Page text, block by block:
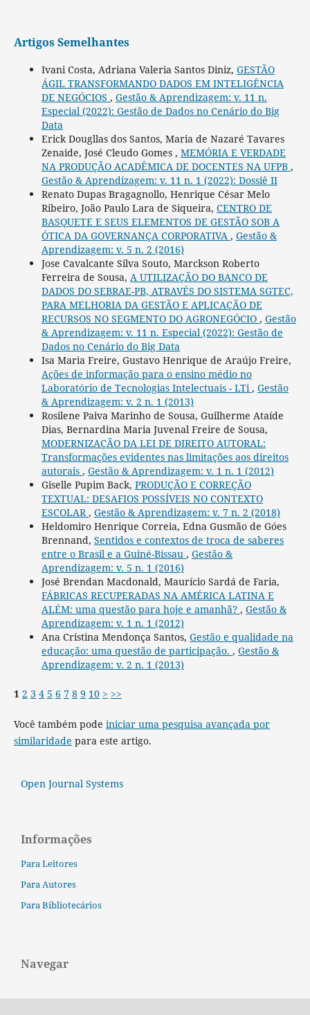
Artigos Semelhantes
Ivani Costa, Adriana Valeria Santos Diniz, GESTÃO
ÁGIL TRANSFORMANDO DADOS EM INTELIGÊNCIA
DE NEGÓCIOS , Gestão & Aprendizagem: v. 11 n.
Especial (2022): Gestão de Dados no Cenário do Big
Data
Erick Dougllas dos Santos, Maria de Nazaré Tavares
Zenaide, José Cleudo Gomes , MEMÓRIA E VERDADE
NA PRODUÇÃO ACADÊMICA DE DOCENTES NA UFPB ,
Gestão & Aprendizagem: v. 11 n. 1 (2022): Dossiê II
Renato Dupas Bragagnollo, Henrique César Melo
Ribeiro, João Paulo Lara de Siqueira, CENTRO DE
BASQUETE E SEUS ELEMENTOS DE GESTÃO SOB A
ÓTICA DA GOVERNANÇA CORPORATIVA , Gestão &
Aprendizagem: v. 5 n. 2 (2016)
Jose Cavalcante Silva Souto, Marckson Roberto
Ferreira de Sousa, A UTILIZAÇÃO DO BANCO DE
DADOS DO SEBRAE-PB, ATRAVÉS DO SISTEMA SGTEC,
PARA MELHORIA DA GESTÃO E APLICAÇÃO DE
RECURSOS NO SEGMENTO DO AGRONEGÓCIO , Gestão
& Aprendizagem: v. 11 n. Especial (2022): Gestão de
Dados no Cenário do Big Data
Isa Maria Freire, Gustavo Henrique de Araújo Freire,
Ações de informação para o ensino médio no
Laboratório de Tecnologias Intelectuais - LTi, Gestão
& Aprendizagem: v. 2 n. 1 (2013)
Rosilene Paiva Marinho de Sousa, Guilherme Ataíde
Dias, Bernardina Maria Juvenal Freire de Sousa,
MODERNIZAÇÃO DA LEI DE DIREITO AUTORAL:
Transformações evidentes nas limitações aos direitos
autorais , Gestão & Aprendizagem: v. 1 n. 1 (2012)
Giselle Pupim Back, PRODUÇÃO E CORREÇÃO
TEXTUAL: DESAFIOS POSSÍVEIS NO CONTEXTO
ESCOLAR, Gestão & Aprendizagem: v. 7 n. 2 (2018)
Heldomiro Henrique Correia, Edna Gusmão de Góes
Brennand, Sentidos e contextos de troca de saberes
entre o Brasil e a Guiné-Bissau , Gestão &
Aprendizagem: v. 5 n. 1 (2016)
José Brendan Macdonald, Maurício Sardá de Faria,
FÁBRICAS RECUPERADAS NA AMÉRICA LATINA E
ALÉM: uma questão para hoje e amanhã? , Gestão &
Aprendizagem: v. 1 n. 1 (2012)
Ana Cristina Mendonça Santos, Gestão e qualidade na
educação: uma questão de participação. , Gestão &
Aprendizagem: v. 2 n. 1 (2013)
1 2 3 4 5 6 7 8 9 10 > >>
Você também pode iniciar uma pesquisa avançada por
similaridade para este artigo.
Open Journal Systems
Informações
Para Leitores
Para Autores
Para Bibliotecários
Navegar